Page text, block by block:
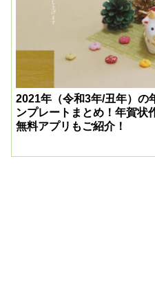
2021年（令和3年/丑年）の
ンプレートまとめ！年賀状
無料アプリもご紹介！